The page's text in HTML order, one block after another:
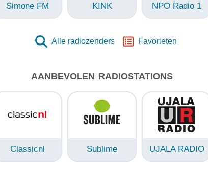
Simone FM KINK NPO Radio 1
Alle radiozenders Favorieten
AANBEVOLEN RADIOSTATIONS
Classicnl Sublime UJALA RADIO